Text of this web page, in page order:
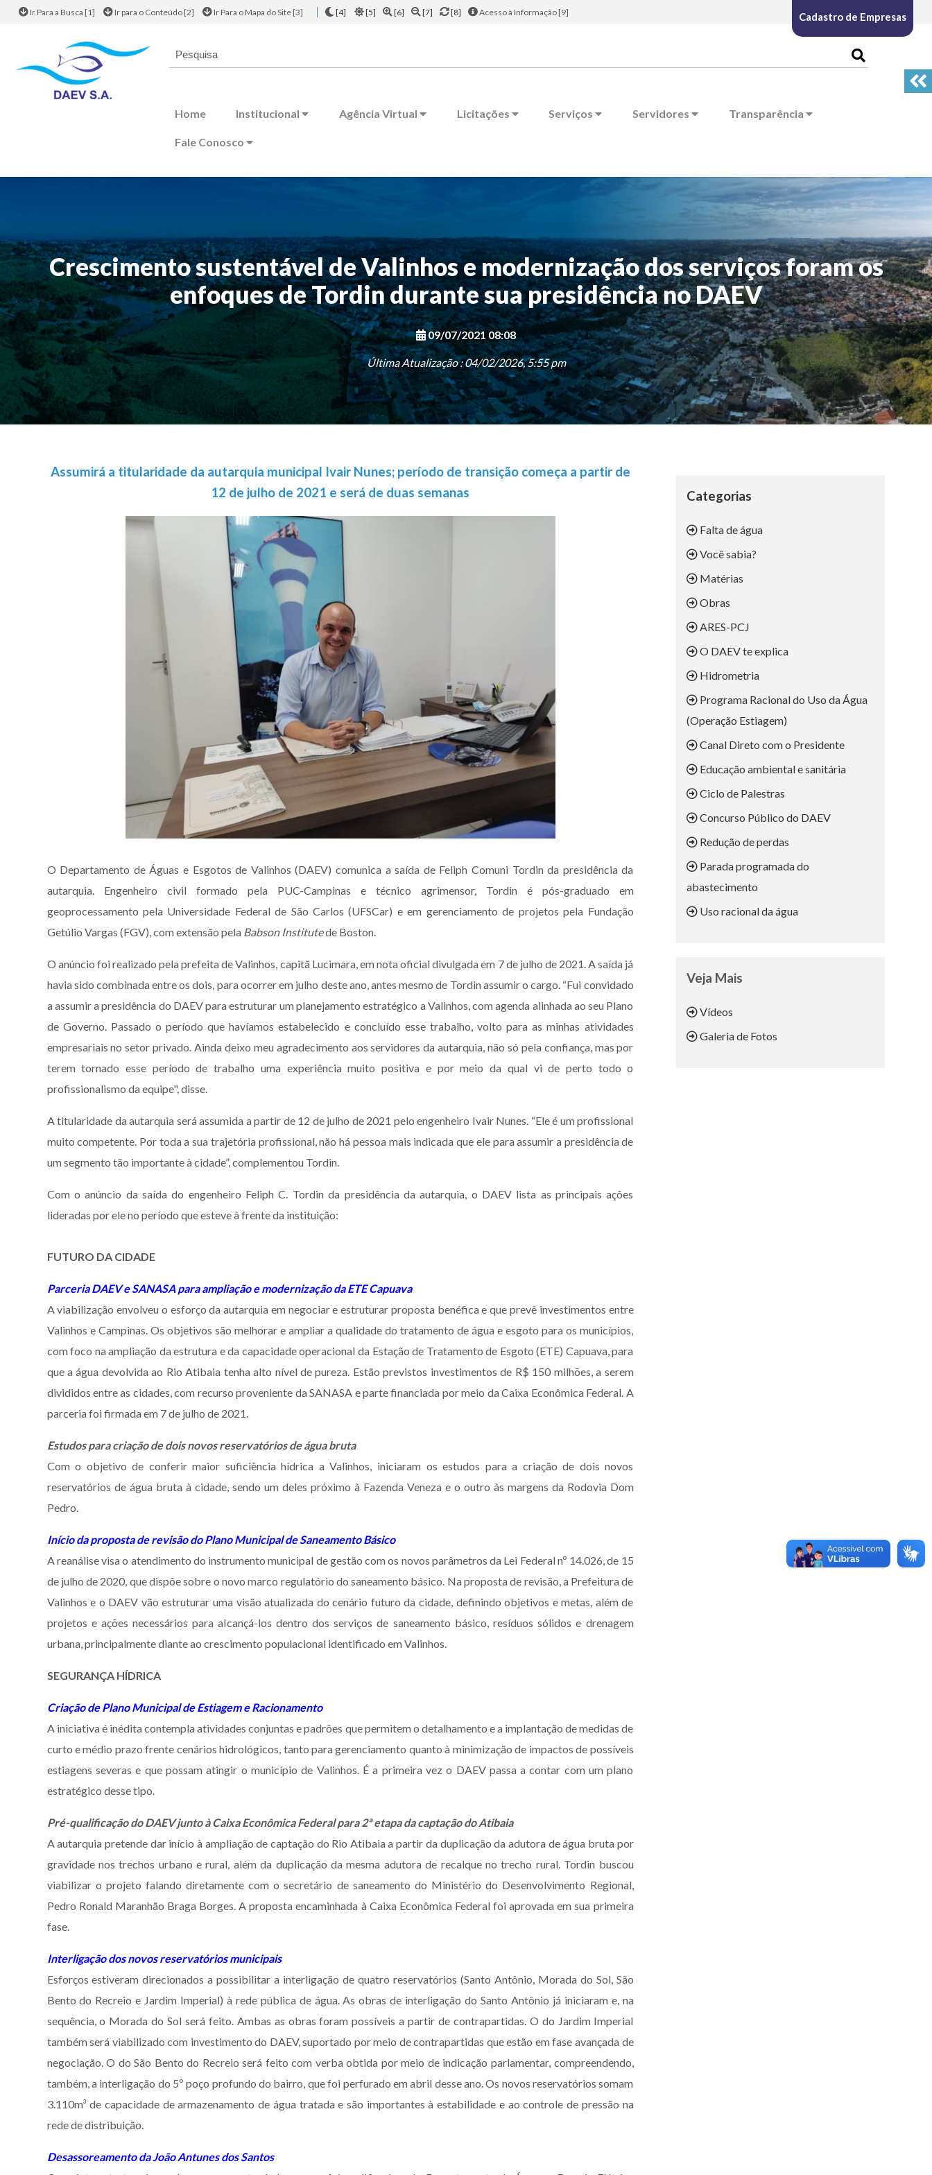
Ir Para a Busca [1] Ir para o Conteúdo [2] Ir Para o Mapa do Site [3] [4] [5] [6] [7] [8] Acesso à Informação [9] Cadastro de Empresas
Home Institucional Agência Virtual Licitações Serviços Servidores Transparência
Fale Conosco
Crescimento sustentável de Valinhos e modernização dos serviços foram os
enfoques de Tordin durante sua presidência no DAEV
09/07/2021 08:08
Última Atualização : 04/02/2026, 5:55 pm
Assumirá a titularidade da autarquia municipal Ivair Nunes; período de transição começa a partir de
12 de julho de 2021 e será de duas semanas
O Departamento de Águas e Esgotos de Valinhos (DAEV) comunica a saída de Feliph Comuni Tordin da presidência da
autarquia. Engenheiro civil formado pela PUC-Campinas e técnico agrimensor, Tordin é pós-graduado em
geoprocessamento pela Universidade Federal de São Carlos (UFSCar) e em gerenciamento de projetos pela Fundação
Getúlio Vargas (FGV), com extensão pela Babson Institutede Boston.
O anúncio foi realizado pela prefeita de Valinhos, capitã Lucimara, em nota oficial divulgada em 7 de julho de 2021. A saída já
havia sido combinada entre os dois, para ocorrer em julho deste ano, antes mesmo de Tordin assumir o cargo. “Fui convidado
a assumir a presidência do DAEV para estruturar um planejamento estratégico a Valinhos, com agenda alinhada ao seu Plano
de Governo. Passado o período que havíamos estabelecido e concluído esse trabalho, volto para as minhas atividades
empresariais no setor privado. Ainda deixo meu agradecimento aos servidores da autarquia, não só pela confiança, mas por
terem tornado esse período de trabalho uma experiência muito positiva e por meio da qual vi de perto todo o
profissionalismo da equipe", disse.
A titularidade da autarquia será assumida a partir de 12 de julho de 2021 pelo engenheiro Ivair Nunes. “Ele é um profissional
muito competente. Por toda a sua trajetória profissional, não há pessoa mais indicada que ele para assumir a presidência de
um segmento tão importante à cidade”, complementou Tordin.
Com o anúncio da saída do engenheiro Feliph C. Tordin da presidência da autarquia, o DAEV lista as principais ações
lideradas por ele no período que esteve à frente da instituição:
FUTURO DA CIDADE
Parceria DAEV e SANASA para ampliação e modernização da ETE Capuava
A viabilização envolveu o esforço da autarquia em negociar e estruturar proposta benéfica e que prevê investimentos entre
Valinhos e Campinas. Os objetivos são melhorar e ampliar a qualidade do tratamento de água e esgoto para os municípios,
com foco na ampliação da estrutura e da capacidade operacional da Estação de Tratamento de Esgoto (ETE) Capuava, para
que a água devolvida ao Rio Atibaia tenha alto nível de pureza. Estão previstos investimentos de R$ 150 milhões, a serem
divididos entre as cidades, com recurso proveniente da SANASA e parte financiada por meio da Caixa Econômica Federal. A
parceria foi firmada em 7 de julho de 2021.
Estudos para criação de dois novos reservatórios de água bruta
Com o objetivo de conferir maior suficiência hídrica a Valinhos, iniciaram os estudos para a criação de dois novos
reservatórios de água bruta à cidade, sendo um deles próximo à Fazenda Veneza e o outro às margens da Rodovia Dom
Pedro.
Início da proposta de revisão do Plano Municipal de Saneamento Básico
A reanálise visa o atendimento do instrumento municipal de gestão com os novos parâmetros da Lei Federal nº 14.026, de 15
de julho de 2020, que dispõe sobre o novo marco regulatório do saneamento básico. Na proposta de revisão, a Prefeitura de
Valinhos e o DAEV vão estruturar uma visão atualizada do cenário futuro da cidade, definindo objetivos e metas, além de
projetos e ações necessários para alcançá-los dentro dos serviços de saneamento básico, resíduos sólidos e drenagem
urbana, principalmente diante ao crescimento populacional identificado em Valinhos.
SEGURANÇA HÍDRICA
Criação de Plano Municipal de Estiagem e Racionamento
A iniciativa é inédita contempla atividades conjuntas e padrões que permitem o detalhamento e a implantação de medidas de
curto e médio prazo frente cenários hidrológicos, tanto para gerenciamento quanto à minimização de impactos de possíveis
estiagens severas e que possam atingir o município de Valinhos. É a primeira vez o DAEV passa a contar com um plano
estratégico desse tipo.
Pré-qualificação do DAEV junto à Caixa Econômica Federal para 2ª etapa da captação do Atibaia
A autarquia pretende dar início à ampliação de captação do Rio Atibaia a partir da duplicação da adutora de água bruta por
gravidade nos trechos urbano e rural, além da duplicação da mesma adutora de recalque no trecho rural. Tordin buscou
viabilizar o projeto falando diretamente com o secretário de saneamento do Ministério do Desenvolvimento Regional,
Pedro Ronald Maranhão Braga Borges. A proposta encaminhada à Caixa Econômica Federal foi aprovada em sua primeira
fase.
Interligação dos novos reservatórios municipais
Esforços estiveram direcionados a possibilitar a interligação de quatro reservatórios (Santo Antônio, Morada do Sol, São
Bento do Recreio e Jardim Imperial) à rede pública de água. As obras de interligação do Santo Antônio já iniciaram e, na
sequência, o Morada do Sol será feito. Ambas as obras foram possíveis a partir de contrapartidas. O do Jardim Imperial
também será viabilizado com investimento do DAEV, suportado por meio de contrapartidas que estão em fase avançada de
negociação. O do São Bento do Recreio será feito com verba obtida por meio de indicação parlamentar, compreendendo,
também, a interligação do 5º poço profundo do bairro, que foi perfurado em abril desse ano. Os novos reservatórios somam
3.110m³ de capacidade de armazenamento de água tratada e são importantes à estabilidade e ao controle de pressão na
rede de distribuição.
Desassoreamento da João Antunes dos Santos
Categorias
Falta de água
Você sabia?
Matérias
Obras
ARES-PCJ
O DAEV te explica
Hidrometria
Programa Racional do Uso da Água
(Operação Estiagem)
Canal Direto com o Presidente
Educação ambiental e sanitária
Ciclo de Palestras
Concurso Público do DAEV
Redução de perdas
Parada programada do
abastecimento
Uso racional da água
Veja Mais
Vídeos
Galeria de Fotos